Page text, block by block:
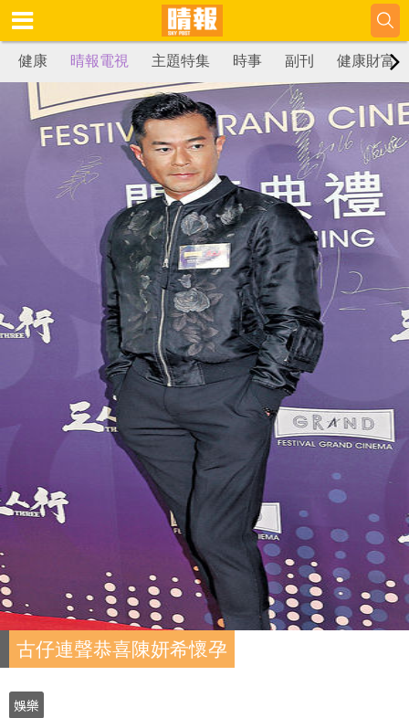
健康 晴報電視 主題特集 時事 副刊 健康財富
古仔連聲恭喜陳妍希懷孕
娛樂